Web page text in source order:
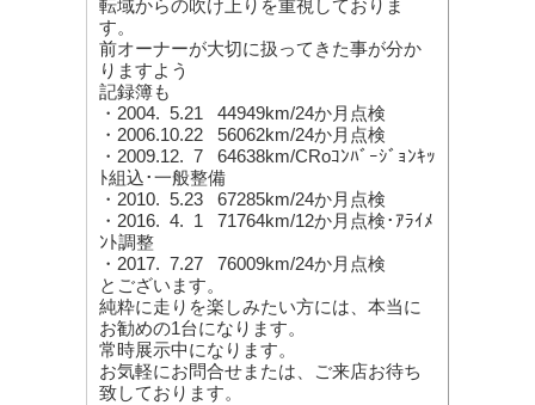
転域からの吹け上りを重視しておりま
す。
前オーナーが大切に扱ってきた事が分か
りますよう
記録簿も
・2004. 5.21 44949km/24か月点検
・2006.10.22 56062km/24か月点検
・2009.12. 7 64638km/CRoｺﾝﾊﾞｰｼﾞｮﾝｷｯ
ﾄ組込･一般整備
・2010. 5.23 67285km/24か月点検
・2016. 4. 1 71764km/12か月点検･ｱﾗｲﾒ
ﾝﾄ調整
・2017. 7.27 76009km/24か月点検
とございます。
純粋に走りを楽しみたい方には、本当に
お勧めの1台になります。
常時展示中になります。
お気軽にお問合せまたは、ご来店お待ち
致しております。